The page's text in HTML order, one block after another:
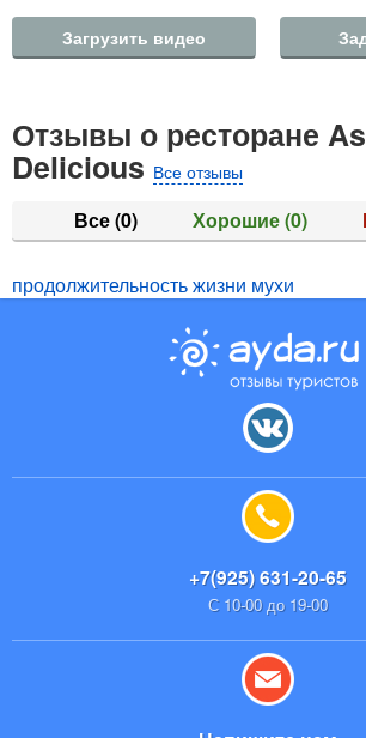
Загрузить видео
Отзывы о ресторане
Delicious Все отзывы
Все(0) Хорошие(0)
продолжительность жизни мухи
+7(925) 631-20-65
С 10-00 до 19-00